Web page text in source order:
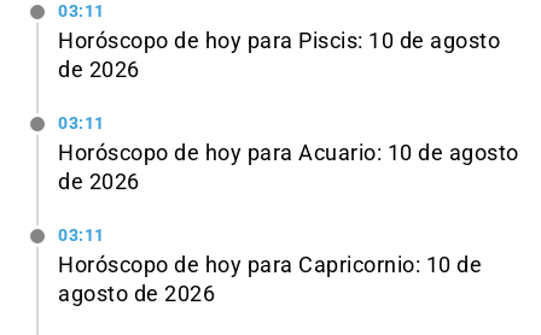
03:11
Horóscopo de hoy para Piscis: 10 de agosto
de 2026
03:11
Horóscopo de hoy para Acuario: 10 de agosto
de 2026
03:11
Horóscopo de hoy para Capricornio: 10 de
agosto de 2026